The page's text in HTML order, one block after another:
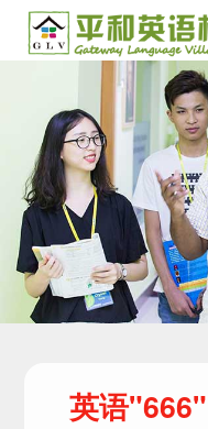
英语